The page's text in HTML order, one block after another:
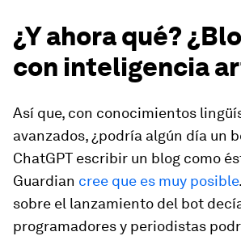
¿Y ahora qué?
con inteligencia
Así que, con conocimientos
avanzados, ¿podría algún día un
ChatGPT escribir un blog como
Guardian cree que es muy posible
sobre el lanzamiento del bot
programadores y periodistas